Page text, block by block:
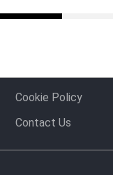
Cookie Policy
Contact Us